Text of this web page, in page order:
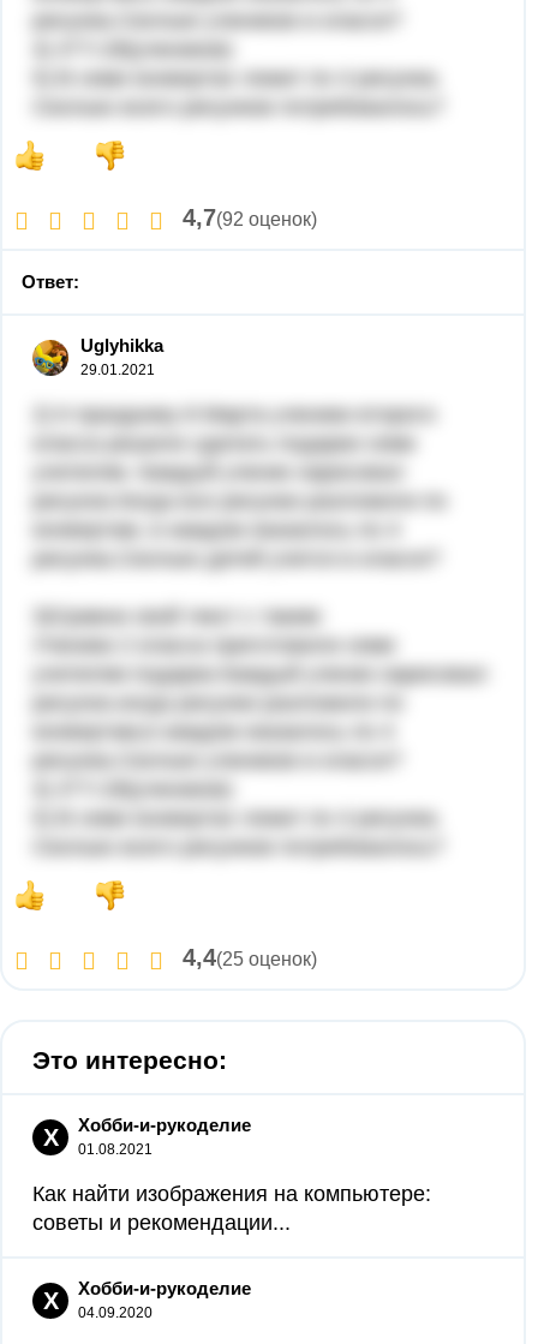
4,7(92 оценок)
Ответ:
Uglyhikka
29.01.2021
2) К празднику 8 Марта ученики второго
учителям. Каждый ученик нарисовал
3)Сравни свой текст с таким:
учителям подарки.Каждый ученик нарисовал
4,4(25 оценок)
Это интересно:
Х Хобби-и-рукоделие
01.08.2021
Как найти изображения на компьютере:
советы и рекомендации...
Х Хобби-и-рукоделие
04.09.2020